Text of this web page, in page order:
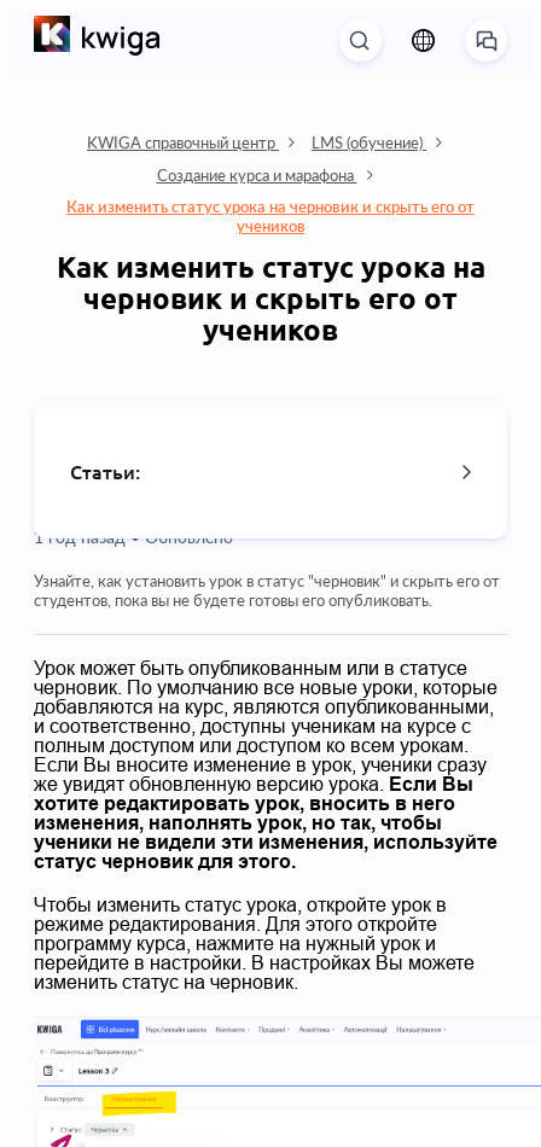
KWIGA справочный центр
LMS (обучение)
Создание курса и марафона
Как изменить статус урока на черновик и скрыть его от
учеников
Как изменить статус урока на
черновик и скрыть его от
учеников
Статьи:
Как удалить курс
Общедоступный или пробный урок
Как изменить статус урока на черновик и скрыть его от
учеников
Использование чекпоинтов
Как добавить практику к уроку
Как создать задание с обязательной проверкой
Как создать задание для разных тарифов
Как создать тест с баллами и автоматической
проверкой
Посмотреть еще
1 год назад • Обновлено
Узнайте, как установить урок в статус "черновик" и скрыть его от
студентов, пока вы не будете готовы его опубликовать.
Урок может быть опубликованным или в статусе
черновик. По умолчанию все новые уроки, которые
добавляются на курс, являются опубликованными,
и соответственно, доступны ученикам на курсе с
полным доступом или доступом ко всем урокам.
Если Вы вносите изменение в урок, ученики сразу
же увидят обновленную версию урока.
Если Вы
хотите редактировать урок, вносить в него
изменения, наполнять урок, но так, чтобы
ученики не видели эти изменения, используйте
статус черновик для этого.
Чтобы изменить статус урока, откройте урок в
режиме редактирования. Для этого откройте
программу курса, нажмите на нужный урок и
перейдите в настройки. В настройках Вы можете
изменить статус на черновик.